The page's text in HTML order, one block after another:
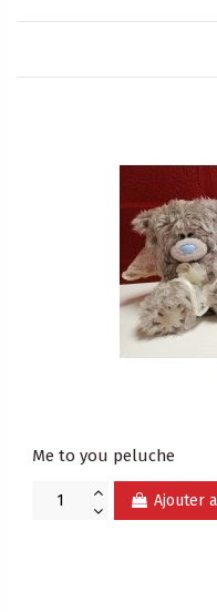
Me to you peluche
Ajouter